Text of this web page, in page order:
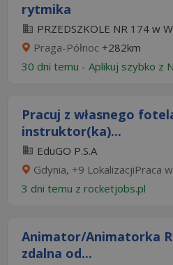
rytmika
PRZEDSZKOLE NR 174 w
Praga-Północ +282km
30 dni temu - Aplikuj szybko z
Pracuj z własnego
instruktor(ka)...
EduGO P.S.A
Gdynia, +9 LokalizacjiPraca
3 dni temu z rocketjobs.pl
Animator/Animatorka
zdalna od...